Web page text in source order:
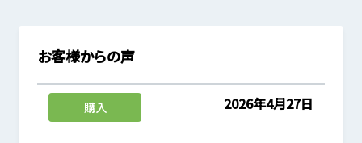
お客様からの声
購入 2026年4月27日